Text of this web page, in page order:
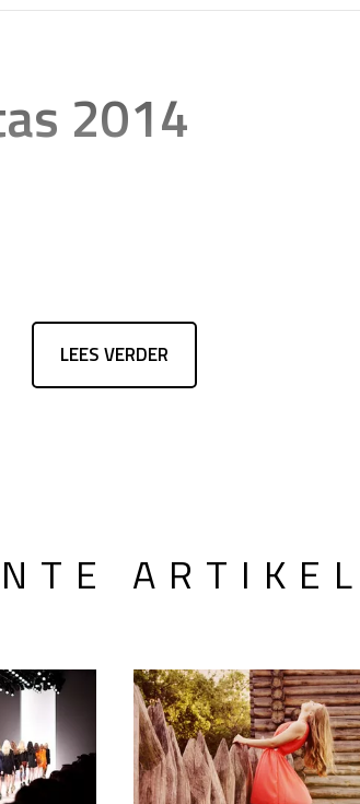
2014
LEES VERDER